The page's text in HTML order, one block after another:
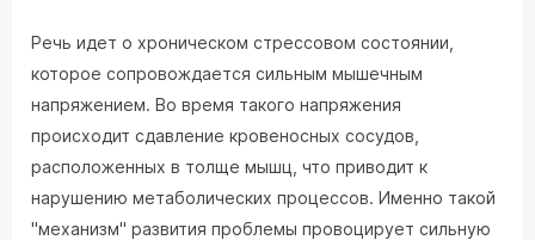
Речь идет о хроническом стрессовом состоянии,
которое сопровождается сильным мышечным
напряжением. Во время такого напряжения
происходит сдавление кровеносных сосудов,
расположенных в толще мышц, что приводит к
нарушению метаболических процессов. Именно такой
"механизм" развития проблемы провоцирует сильную